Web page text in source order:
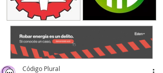
Código Plural